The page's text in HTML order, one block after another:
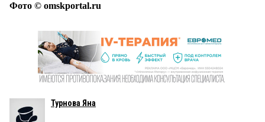
Фото © omskportal.ru
Турнова Яна